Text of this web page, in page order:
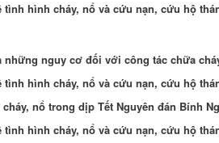
tình hình cháy, nổ và cứu nạn, cứu hộ
những nguy cơ đối với công tác chữa
hình cháy, nổ và cứu nạn, cứu hộ
nổ trong dịp Tết Nguyên đán Bính
hình cháy, nổ và cứu nạn, cứu hộ